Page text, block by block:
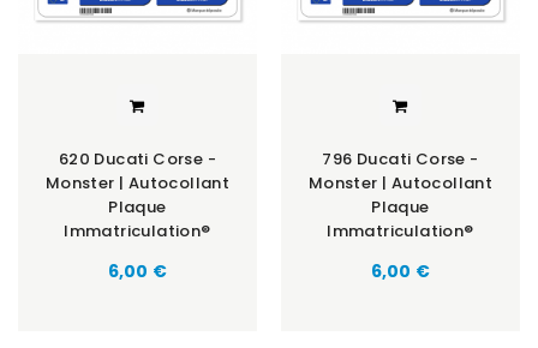
620 Ducati Corse -
Monster | Autocollant
Plaque
Immatriculation®
6,00 €
796 Ducati Corse -
Monster | Autocollant
Plaque
Immatriculation®
6,00 €